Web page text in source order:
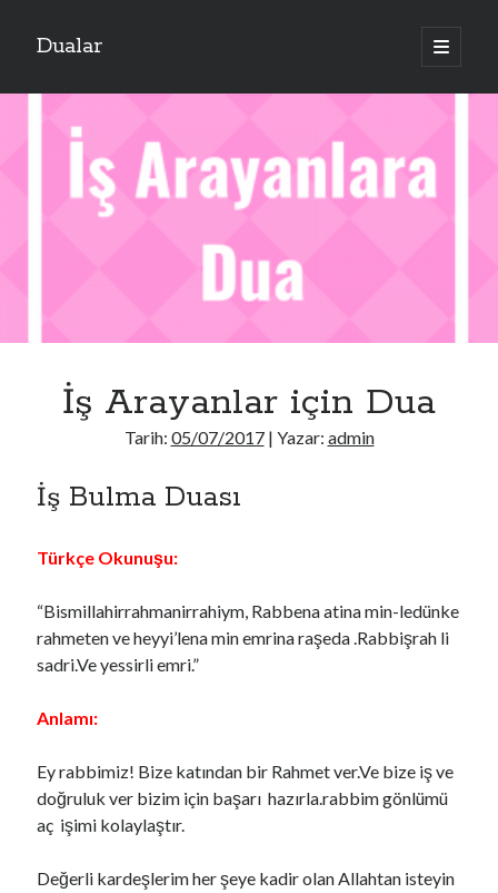
Dualar
ana
menüyü
İş Arayanlar için Dua
Tarih: 05/07/2017| Yazar: admin
İş Bulma Duası
Türkçe Okunuşu:
“Bismillahirrahmanirrahiym, Rabbena atina min-ledünke
rahmeten ve heyyi’lena min emrina raşeda .Rabbişrah li
sadri.Ve yessirli emri.”
Anlamı:
Ey rabbimiz! Bize katından bir Rahmet ver.Ve bize iş ve
doğruluk ver bizim için başarı hazırla.rabbim gönlümü
aç işimi kolaylaştır.
Değerli kardeşlerim her şeye kadir olan Allahtan isteyin